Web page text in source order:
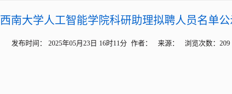
西南大学人工智能学院科研助理拟聘人员名单
发布时间： 2025年05月23日 16时11分 作者： 来源： 浏览次数： 209